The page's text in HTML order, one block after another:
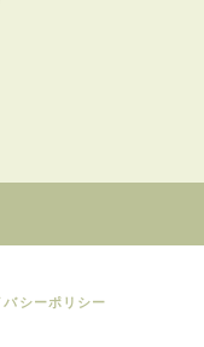
バシーポリシー